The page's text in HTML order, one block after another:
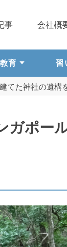
教育 習
事 会社概
てた神社の遺構
ガポー